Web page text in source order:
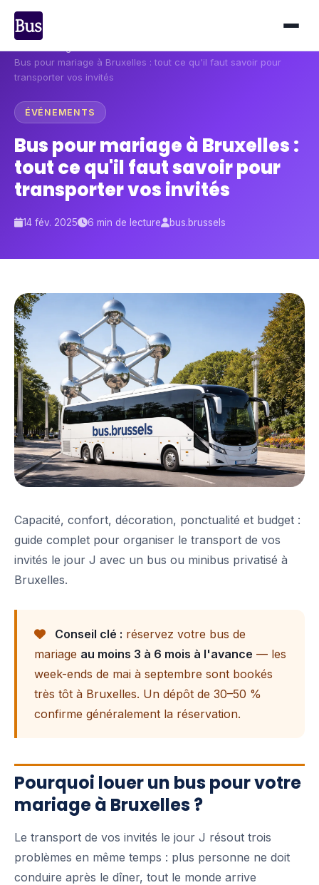
Bus pour mariage à Bruxelles : tout ce qu'il faut savoir pour
transporter vos invités
ÉVÉNEMENTS
Bus pour mariage à Bruxelles :
tout ce qu'il faut savoir pour
transporter vos invités
14 fév. 2025 6 min de lecture bus.brussels
Capacité, confort, décoration, ponctualité et budget :
guide complet pour organiser le transport de vos
invités le jour J avec un bus ou minibus privatisé à
Bruxelles.
Conseil clé : réservez votre bus de
mariage au moins 3 à 6 mois à l'avance — les
week-ends de mai à septembre sont bookés
très tôt à Bruxelles. Un dépôt de 30–50 %
confirme généralement la réservation.
Pourquoi louer un bus pour votre
mariage à Bruxelles ?
Le transport de vos invités le jour J résout trois
problèmes en même temps : plus personne ne doit
conduire après le dîner, tout le monde arrive